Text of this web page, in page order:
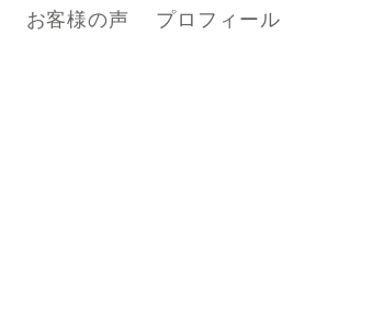
お客様の声 プロフィール